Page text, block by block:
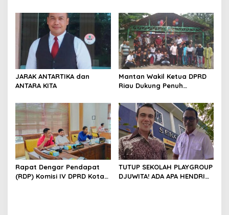
Keadilan bagi Provinsi Riau
SOSIAL
JARAK ANTARTIKA dan
ANTARA KITA
Mantan Wakil Ketua DPRD
Riau Dukung Penuh
Perjuangan Lahirnya
Kabupaten Kepulauan
Meranti
Rapat Dengar Pendapat
(RDP) Komisi IV DPRD Kota
TUTUP SEKOLAH PLAYGROUP
DJUWITA! ADA APA HENDRI